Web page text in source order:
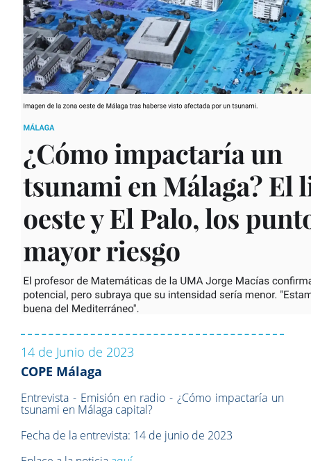
14 de Junio de 2023
COPE Málaga
Entrevista - Emisión en radio - ¿Cómo impactaría un
tsunami en Málaga capital?
Fecha de la entrevista: 14 de junio de 2023